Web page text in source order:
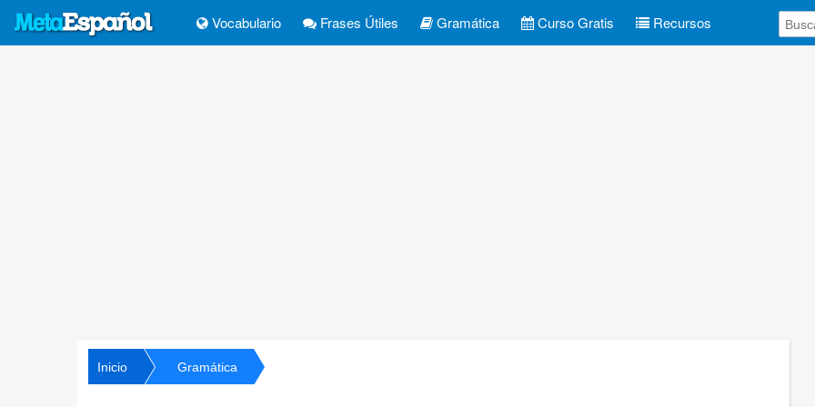
Vocabulario Frases Útiles Gramática Curso Gratis Recursos
Inicio Gramática